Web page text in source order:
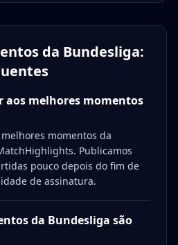
da Bundesliga:
aos melhores momentos
momentos da
Publicamos
pouco depois do fim de
de assinatura.
da Bundesliga são